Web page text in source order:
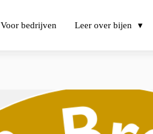
Voor bedrijven Leer over bijen